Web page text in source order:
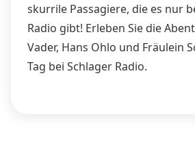
skurrile Passagiere, die es nur
Radio gibt! Erleben Sie die
Vader, Hans Ohlo und Fräulein
Tag bei Schlager Radio.